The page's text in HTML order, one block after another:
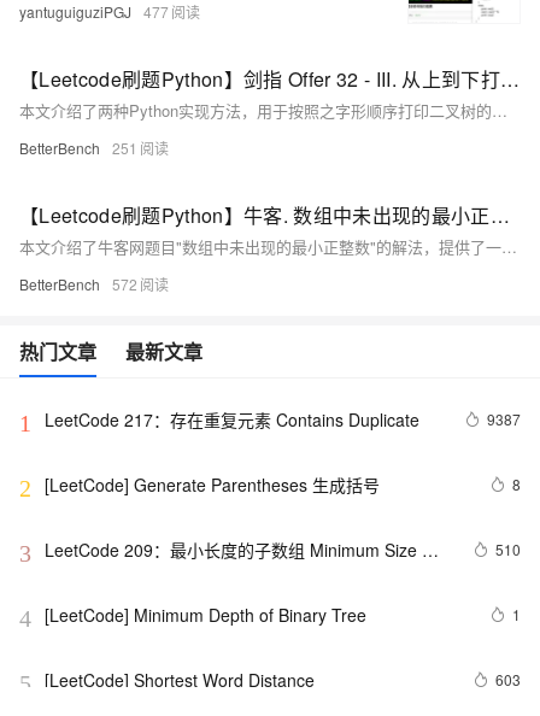
yantuguiguziPGJ 477
【Leetcode刷题Python】剑指 Offer 32 - III. 从上到下打印二叉树 III
本文介绍了两种Python实现方法，用于按照之字形顺序打印二叉树的层次遍历结果，实现了在奇数层正序、偶数层反序打印节点的功能。
BetterBench 251
【Leetcode刷题Python】牛客. 数组中未出现的最小正整数
本文介绍了牛客网题目"数组中未出现的最小正整数"的解法，提供了一种满足O(n)时间复杂度和O(1)空间复杂度要求的原地排序算法，并给出了Python实现代码。
BetterBench 572
热门文章 最新文章
1 LeetCode 217：存在重复元素	Contains Duplicate 9387
2 [LeetCode] Generate Parentheses 生成括号 8
3
LeetCode 209：最小长度的子数组 Minimum Size
510
4 [LeetCode] Minimum Depth of Binary Tree 1
5 [LeetCode] Shortest Word Distance 603